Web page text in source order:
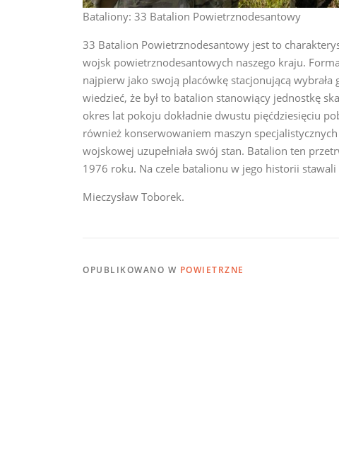
Bataliony: 33 Batalion Powietrznodesantowy
33 Batalion Powietrznodesantowy jest to
wojsk powietrznodesantowych naszego kraju.
najpierw jako swoją placówkę stacjonującą
wiedzieć, że był to batalion stanowiący jednostkę
okres lat pokoju dokładnie dwustu pięćdziesięciu
również konserwowaniem maszyn
wojskowej uzupełniała swój stan. Batalion ten
1976 roku. Na czele batalionu w jego historii stawali
Mieczysław Toborek.
OPUBLIKOWANO W POWIETRZNE